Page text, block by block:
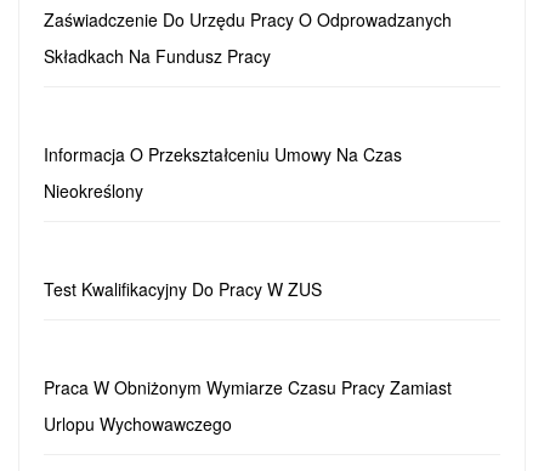
Zaświadczenie Do Urzędu Pracy O Odprowadzanych
Składkach Na Fundusz Pracy
Informacja O Przekształceniu Umowy Na Czas
Nieokreślony
Test Kwalifikacyjny Do Pracy W ZUS
Praca W Obniżonym Wymiarze Czasu Pracy Zamiast
Urlopu Wychowawczego